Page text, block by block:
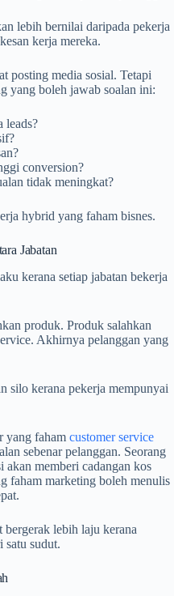
lebih bernilai daripada pekerja
kerja mereka.
posting media sosial. Tetapi
yang boleh jawab soalan ini:
leads?
conversion?
tidak meningkat?
hybrid yang faham bisnes.
Jabatan
kerana setiap jabatan bekerja
produk. Produk salahkan
Akhirnya pelanggan yang
silo kerana pekerja mempunyai
yang faham customer service
sebenar pelanggan. Seorang
akan memberi cadangan kos
faham marketing boleh menulis
bergerak lebih laju kerana
satu sudut.